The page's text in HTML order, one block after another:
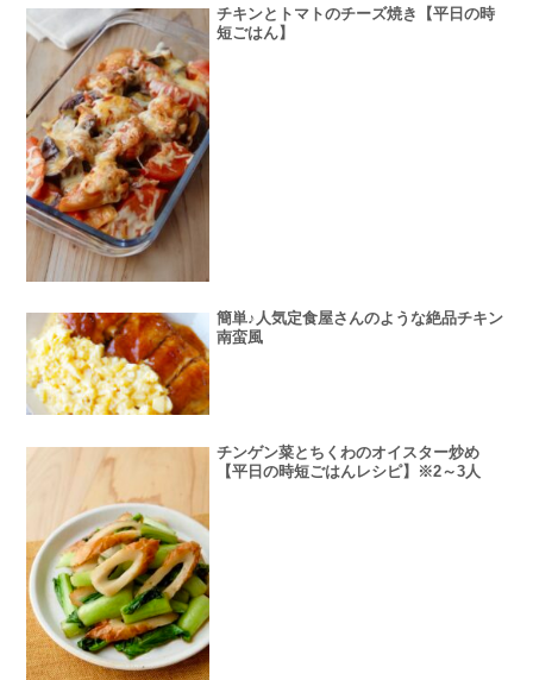
チキンとトマトのチーズ焼き【平日の時
短ごはん】
簡単♪人気定食屋さんのような絶品チキン
南蛮風
チンゲン菜とちくわのオイスター炒め
【平日の時短ごはんレシピ】※2～3人